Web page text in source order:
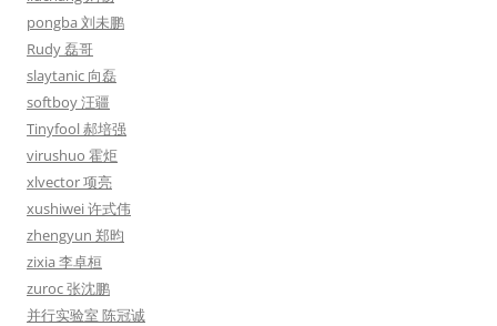
pongba 刘未鹏
Rudy 磊哥
slaytanic 向磊
softboy 汪疆
Tinyfool 郝培强
virushuo 霍炬
xlvector 项亮
xushiwei 许式伟
zhengyun 郑昀
zixia 李卓桓
zuroc 张沈鹏
并行实验室 陈冠诚